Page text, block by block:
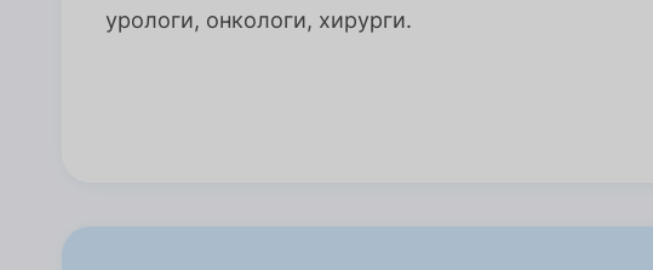
урологи, онкологи, хирурги.